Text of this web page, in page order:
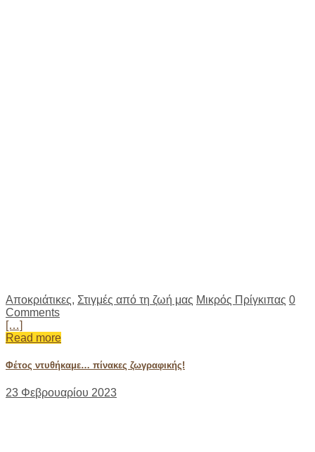
Αποκριάτικες, Στιγμές από τη ζωή μας Μικρός Πρίγκιπας 0
Comments
[…]
Read more
Φέτος ντυθήκαμε… πίνακες ζωγραφικής!
23 Φεβρουαρίου 2023